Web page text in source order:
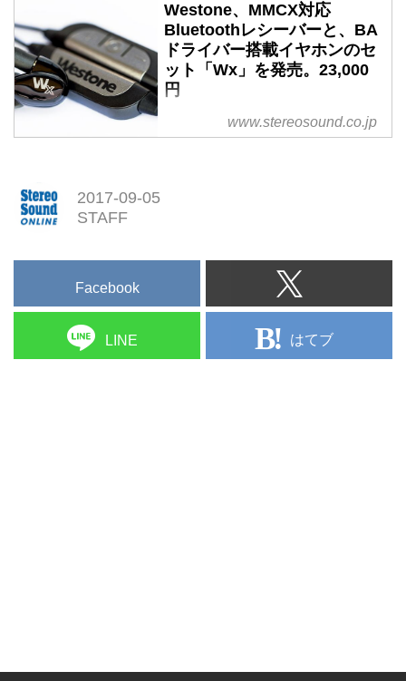
Westone、MMCX対応
Bluetoothレシーバーと、BA
ドライバー搭載イヤホンのセ
ット「Wx」を発売。23,000
円
Westone、MMCX対応Bluetooth
レシーバーと、BAドライバー搭
www.stereosound.co.jp
2017-09-05
STAFF
Facebook
LINE はてブ